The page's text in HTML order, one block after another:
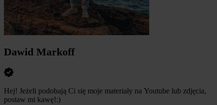
Dawid Markoff
Hej! Jeżeli podobają Ci się moje materiały na Youtube lub zdjęcia,
postaw mi kawę!:)